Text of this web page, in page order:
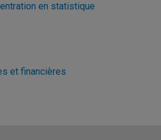
en statistique
et financières